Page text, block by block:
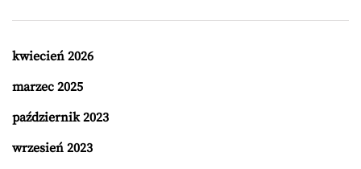
kwiecień 2026
marzec 2025
październik 2023
wrzesień 2023